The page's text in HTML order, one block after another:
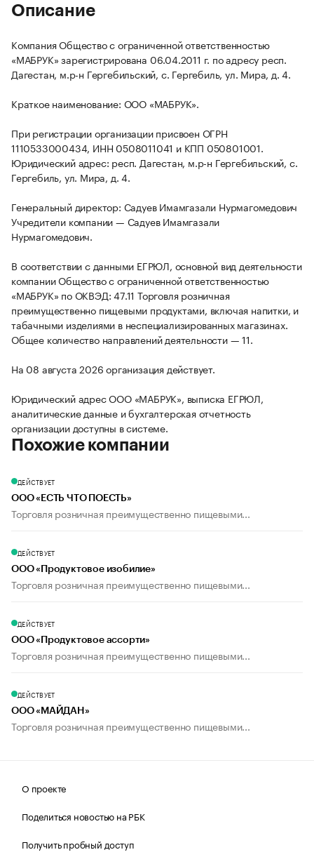
Описание
Компания Общество с ограниченной ответственностью
«МАБРУК» зарегистрирована 06.04.2011 г. по адресу респ.
Дагестан, м.р-н Гергебильский, с. Гергебиль, ул. Мира, д. 4.
Краткое наименование: ООО «МАБРУК».
При регистрации организации присвоен ОГРН
1110533000434, ИНН 0508011041 и КПП 050801001.
Юридический адрес: респ. Дагестан, м.р-н Гергебильский, с.
Гергебиль, ул. Мира, д. 4.
Генеральный директор: Садуев Имамгазали Нурмагомедович
Учредители компании — Садуев Имамгазали
Нурмагомедович.
В соответствии с данными ЕГРЮЛ, основной вид деятельности
компании Общество с ограниченной ответственностью
«МАБРУК» по ОКВЭД: 47.11 Торговля розничная
преимущественно пищевыми продуктами, включая напитки, и
табачными изделиями в неспециализированных магазинах.
Общее количество направлений деятельности — 11.
На 08 августа 2026 организация действует.
Юридический адрес ООО «МАБРУК», выписка ЕГРЮЛ,
аналитические данные и бухгалтерская отчетность
организации доступны в системе.
Похожие компании
ДЕЙСТВУЕТ
ООО «ЕСТЬ ЧТО ПОЕСТЬ»
Торговля розничная преимущественно пищевыми...
ДЕЙСТВУЕТ
ООО «Продуктовое изобилие»
Торговля розничная преимущественно пищевыми...
ДЕЙСТВУЕТ
ООО «Продуктовое ассорти»
Торговля розничная преимущественно пищевыми...
ДЕЙСТВУЕТ
ООО «МАЙДАН»
Торговля розничная преимущественно пищевыми...
О проекте
Поделиться новостью на РБК
Получить пробный доступ